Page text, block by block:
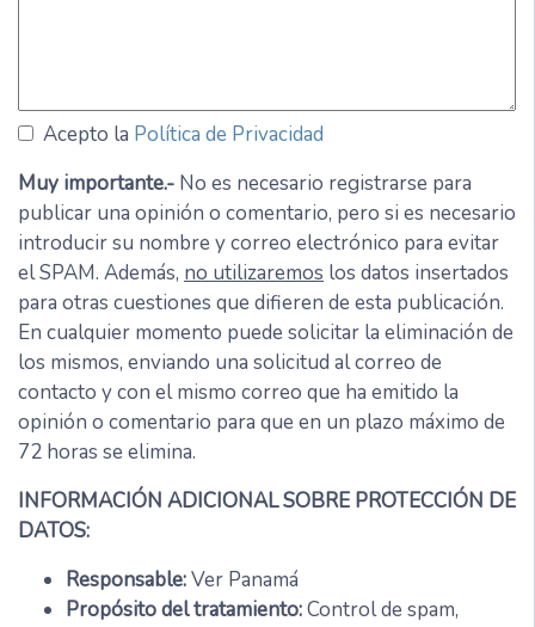
Acepto la Política de Privacidad
Muy importante.- No es necesario registrarse para
publicar una opinión o comentario, pero si es necesario
introducir su nombre y correo electrónico para evitar
el SPAM. Además, no utilizaremos los datos insertados
para otras cuestiones que difieren de esta publicación.
En cualquier momento puede solicitar la eliminación de
los mismos, enviando una solicitud al correo de
contacto y con el mismo correo que ha emitido la
opinión o comentario para que en un plazo máximo de
72 horas se elimina.
INFORMACIÓN ADICIONAL SOBRE PROTECCIÓN DE
DATOS:
Responsable:Ver Panamá
Propósito del tratamiento:Control de spam,